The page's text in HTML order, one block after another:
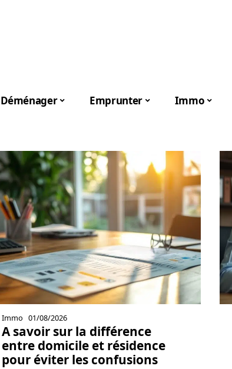
Déménager Emprunter Immo
Immo 01/08/2026
A savoir sur la différence
entre domicile et résidence
pour éviter les confusions